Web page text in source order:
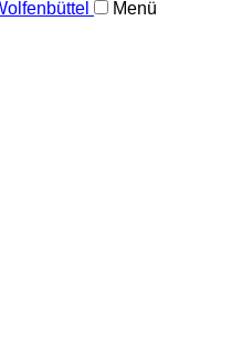
Menü